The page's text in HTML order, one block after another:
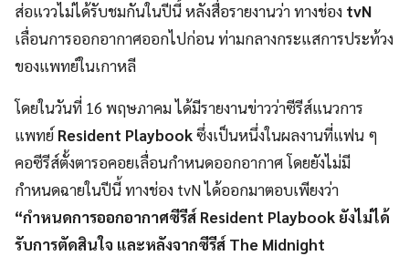
ส่อแววไม่ได้รับชมกันในปีนี้ หลังสื่อรายงานว่า ทางช่อง tvN
เลื่อนการออกอากาศออกไปก่อน ท่ามกลางกระแสการประท้วง
ของแพทย์ในเกาหลี
โดยในวันที่ 16 พฤษภาคม ได้มีรายงานข่าวว่าซีรีส์แนวการ
แพทย์ Resident Playbookซึ่งเป็นหนึ่งในผลงานที่แฟน ๆ
คอซีรีส์ตั้งตารอคอยเลื่อนกำหนดออกอากาศ โดยยังไม่มี
กำหนดฉายในปีนี้ ทางช่อง tvN ได้ออกมาตอบเพียงว่า
“กำหนดการออกอากาศซีรีส์ Resident Playbook ยังไม่ได้
รับการตัดสินใจ และหลังจากซีรีส์ The Midnight